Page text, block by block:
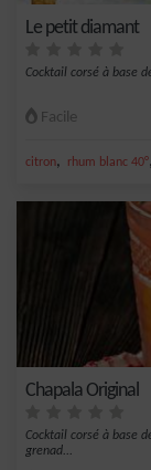
Le petit diamant
Cocktail corsé à base
Facile
citron, rhum blanc 40°,
Chapala Original
Cocktail corsé à base
grenad...